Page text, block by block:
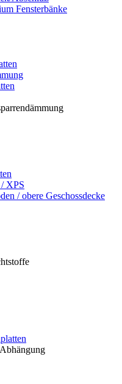
Fensterbänke
XPS
/ obere Geschossdecke